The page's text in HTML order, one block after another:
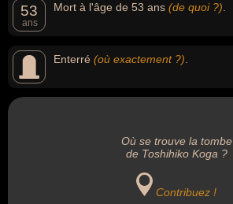
53
ans
Mort à l'âge de 53 ans (de quoi ?)
Enterré (où exactement ?)
Où se trouve la tombe
de Toshihiko Koga ?
Contribuez !